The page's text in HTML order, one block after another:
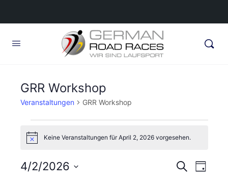
GRR Workshop
Veranstaltungen GRR Workshop
Veranstaltungen
für
April
2,
HinweisKeine Veranstaltungen für April 2, 2026 vorgesehen.
SucheTag
4/2/2026